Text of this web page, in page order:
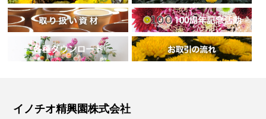
イノチオ精興園株式会社